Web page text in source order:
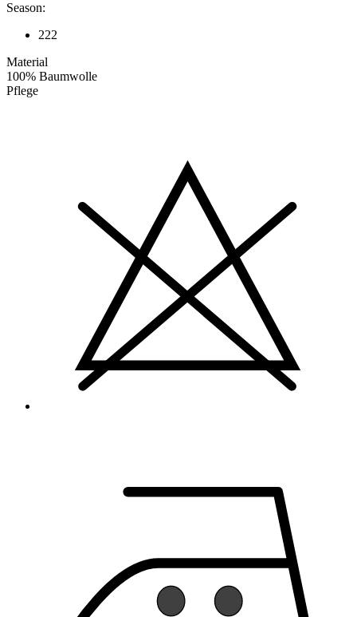
Season:
222
Material
100% Baumwolle
Pflege